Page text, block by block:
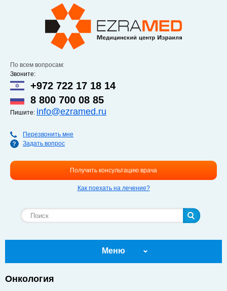
основному
содержанию
По всем вопросам:
Звоните:
+972 722 17 18 14
8 800 700 08 85
Пишите: info@ezramed.ru
Перезвонить мне
Задать вопрос
Получить консультацию врача
Как поехать на лечение?
Меню
Онкология